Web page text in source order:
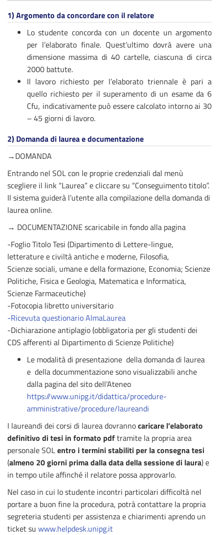
1)Argomento da concordare con il relatore
Lo studente concorda con un docente un argomento
per l’elaborato finale. Quest’ultimo dovrà avere una
dimensione massima di 40 cartelle, ciascuna di circa
2000 battute.
Il lavoro richiesto per l’elaborato triennale è pari a
quello richiesto per il superamento di un esame da 6
Cfu, indicativamente può essere calcolato intorno ai 30
– 45 giorni di lavoro.
2) Domanda di laurea e documentazione
→DOMANDA
Entrando nel SOL con le proprie credenziali dal menù
scegliere il link “Laurea” e cliccare su “Conseguimento titolo”.
Il sistema guiderà l’utente alla compilazione della domanda di
laurea online.
→ DOCUMENTAZIONE scaricabile in fondo alla pagina
-Foglio Titolo Tesi (Dipartimento di Lettere-lingue,
letterature e civiltà antiche e moderne, Filosofia,
Scienze sociali, umane e della formazione, Economia; Scienze
Politiche, Fisica e Geologia, Matematica e Informatica,
Scienze Farmaceutiche)
-Fotocopia libretto universitario
-Ricevuta questionario AlmaLaurea
-Dichiarazione antiplagio (obbligatoria per gli studenti dei
CDS afferenti al Dipartimento di Scienze Politiche)
Le modalità di presentazione della domanda di laurea
e della docummentazione sono visualizzabili anche
dalla pagina del sito dell'Ateneo
https://www.unipg.it/didattica/procedure-
amministrative/procedure/laureandi
I laureandi dei corsi di laurea dovrannocaricare l’elaborato
definitivo di tesi in formato pdftramite la propria area
personale SOLentro i termini stabiliti per la consegna tesi
(almeno 20 giorni prima dalla data della sessione di laura) e
in tempo utile affinché il relatore possa approvarlo.
Nel caso in cui lo studente incontri particolari difficoltà nel
portare a buon fine la procedura, potrà contattare la propria
segreteria studenti per assistenza e chiarimenti aprendo un
ticket su www.helpdesk.unipg.it